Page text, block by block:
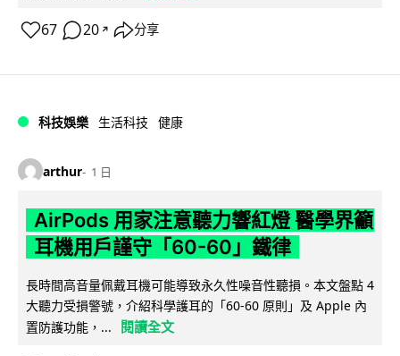
67 20 ↗ 分享
科技娛樂 生活科技 健康
arthur 1 日
AirPods 用家注意聽力響紅燈 醫學界籲
耳機用戶謹守「60-60」鐵律
長時間高音量佩戴耳機可能導致永久性噪音性聽損。本文盤點 4
大聽力受損警號，介紹科學護耳的「60-60 原則」及 Apple 內
置防護功能，...
閱讀全文